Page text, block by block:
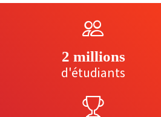
2 millions
d'étudiants